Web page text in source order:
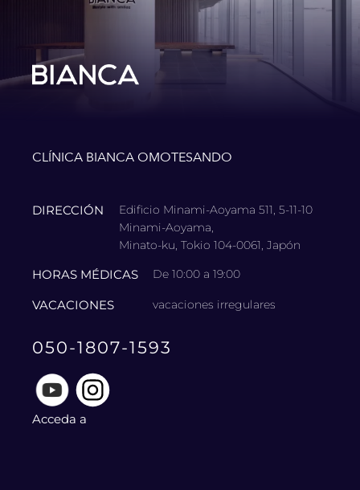
CLÍNICA BIANCA OMOTESANDO
DIRECCIÓN
Edificio Minami-Aoyama 511, 5-11-10
Minami-Aoyama,
Minato-ku, Tokio 104-0061, Japón
HORAS MÉDICAS De 10:00 a 19:00
VACACIONES vacaciones irregulares
050-1807-1593
Acceda a